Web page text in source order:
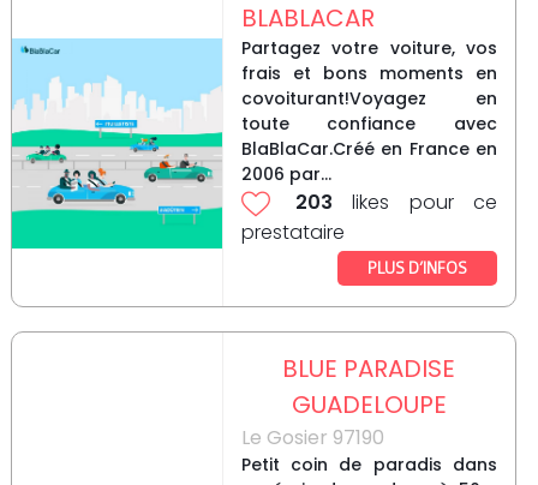
BLABLACAR
Partagez votre voiture, vos
frais et bons moments en
covoiturant!Voyagez en
toute confiance avec
BlaBlaCar.Créé en France en
2006 par...
203 likes pour ce
prestataire
PLUS D’INFOS
BLUE PARADISE
GUADELOUPE
Le Gosier 97190
Petit coin de paradis dans